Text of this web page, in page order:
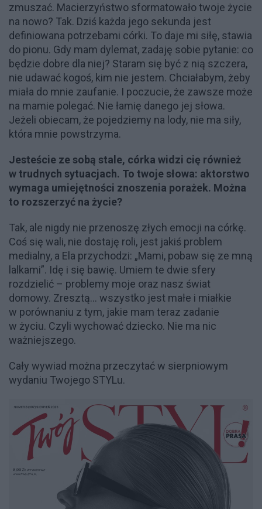
zmuszać. Macierzyństwo sformatowało twoje życie
na nowo? Tak. Dziś każda jego sekunda jest
definiowana potrzebami córki. To daje mi siłę, stawia
do pionu. Gdy mam dylemat, zadaję sobie pytanie: co
będzie dobre dla niej? Staram się być z nią szczera,
nie udawać kogoś, kim nie jestem. Chciałabym, żeby
miała do mnie zaufanie. I poczucie, że zawsze może
na mamie polegać. Nie łamię danego jej słowa.
Jeżeli obiecam, że pojedziemy na lody, nie ma siły,
która mnie powstrzyma.
Jesteście ze sobą stale, córka widzi cię również
w trudnych sytuacjach. To twoje słowa: aktorstwo
wymaga umiejętności znoszenia porażek. Można
to rozszerzyć na życie?
Tak, ale nigdy nie przenoszę złych emocji na córkę.
Coś się wali, nie dostaję roli, jest jakiś problem
medialny, a Ela przychodzi: „Mami, pobaw się ze mną
lalkami”. Idę i się bawię. Umiem te dwie sfery
rozdzielić – problemy moje oraz nasz świat
domowy. Zresztą… wszystko jest małe i miałkie
w porównaniu z tym, jakie mam teraz zadanie
w życiu. Czyli wychować dziecko. Nie ma nic
ważniejszego.
Cały wywiad można przeczytać w sierpniowym
wydaniu Twojego STYLu.